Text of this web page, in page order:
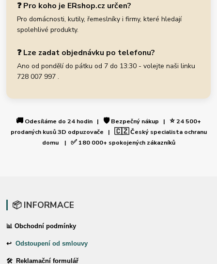
❓ Pro koho je ERshop.cz určen?
Pro domácnosti, kutily, řemeslníky i firmy, které hledají
spolehlivé produkty.
❓ Lze zadat objednávku po telefonu?
Ano od pondělí do pátku od 7 do 13:30 - volejte naši linku
728 007 997 .
🚚 Odesíláme do 24 hodin | 🛡️Bezpečný nákup | ⭐24 500+
prodaných kusů 3D odpuzovače | 🇨🇿Český specialista ochranu
domu | ✅180 000+ spokojených zákazníků
📦 INFORMACE
📊 Obchodní podmínky
↩Odstoupení od smlouvy
🛠 Reklamační formulář